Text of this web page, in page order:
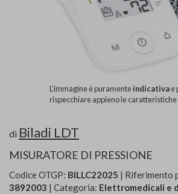
L'immagine è puramenteindicativae
rispecchiare appieno le
di Biladi LDT
MISURATORE DI PRESSIONE
Codice OTGP: BILLC22025 | Riferimento
3892003 | Categoria: Elettromedicali e